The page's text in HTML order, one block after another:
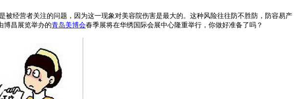
经营者关注的问题，因为这一现象对美容院伤害是最大的。这种风险往往防不胜防，防容易产
博昌展览举办的青岛美博会春季展将在华绣国际会展中心隆重举行，你做好准备了吗？